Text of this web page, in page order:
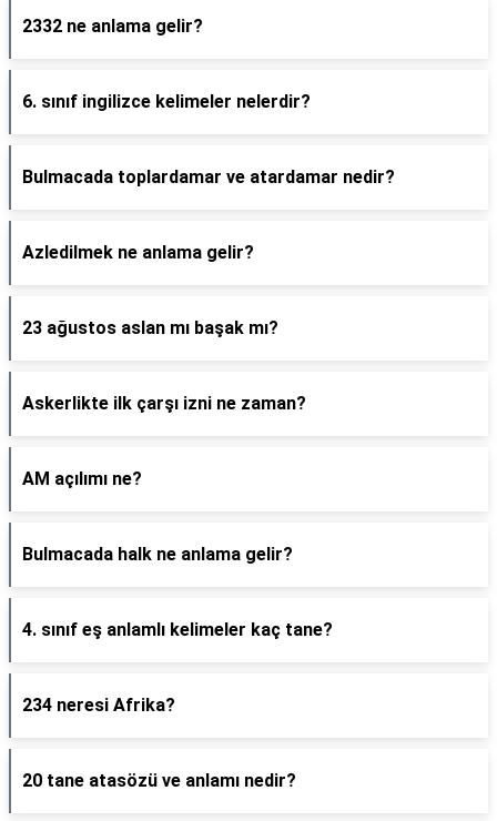
2332 ne anlama gelir?
6. sınıf ingilizce kelimeler nelerdir?
Bulmacada toplardamar ve atardamar nedir?
Azledilmek ne anlama gelir?
23 ağustos aslan mı başak mı?
Askerlikte ilk çarşı izni ne zaman?
AM açılımı ne?
Bulmacada halk ne anlama gelir?
4. sınıf eş anlamlı kelimeler kaç tane?
234 neresi Afrika?
20 tane atasözü ve anlamı nedir?